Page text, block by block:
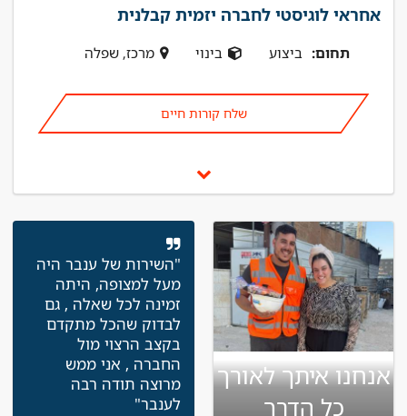
אחראי לוגיסטי לחברה יזמית קבלנית
תחום: ביצוע בינוי מרכז, שפלה
שלח קורות חיים
אנחנו איתך לאורך
כל הדרך
"השירות של ענבר היה
מעל למצופה, היתה
זמינה לכל שאלה , גם
לבדוק שהכל מתקדם
בקצב הרצוי מול
החברה , אני ממש
מרוצה תודה רבה
לענבר"